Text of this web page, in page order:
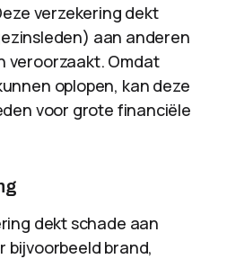
verzekering dekt
aan anderen
veroorzaakt. Omdat
oplopen, kan deze
voor grote financiële
dekt schade aan
bijvoorbeeld brand,